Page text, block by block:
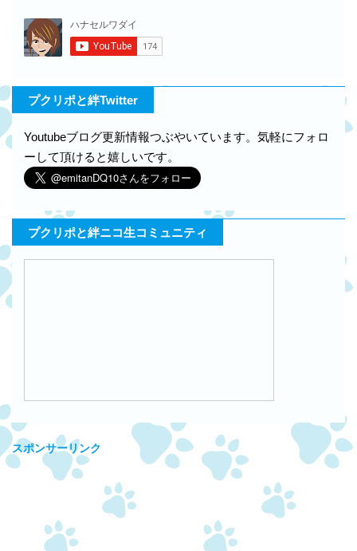
プクリポと絆Twitter
Youtubeブログ更新情報つぶやいています。気軽にフォロ
ーして頂けると嬉しいです。
プクリポと絆ニコ生コミュニティ
スポンサーリンク